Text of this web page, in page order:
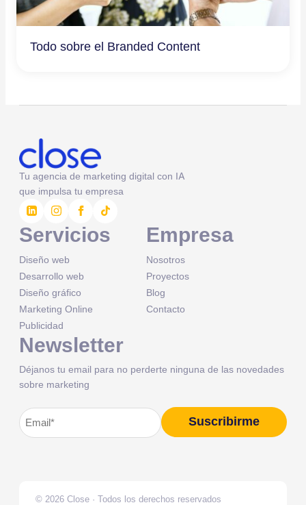
Todo sobre el Branded Content
Tu agencia de marketing digital con IA
que impulsa tu empresa
Servicios
Diseño web
Desarrollo web
Diseño gráfico
Marketing Online
Publicidad
Empresa
Nosotros
Proyectos
Blog
Contacto
Newsletter
Déjanos tu email para no perderte ninguna de las novedades
sobre marketing
Correo
electrónico(Obligatorio)
Suscribirme
Alternative:
© 2026 Close · Todos los derechos reservados